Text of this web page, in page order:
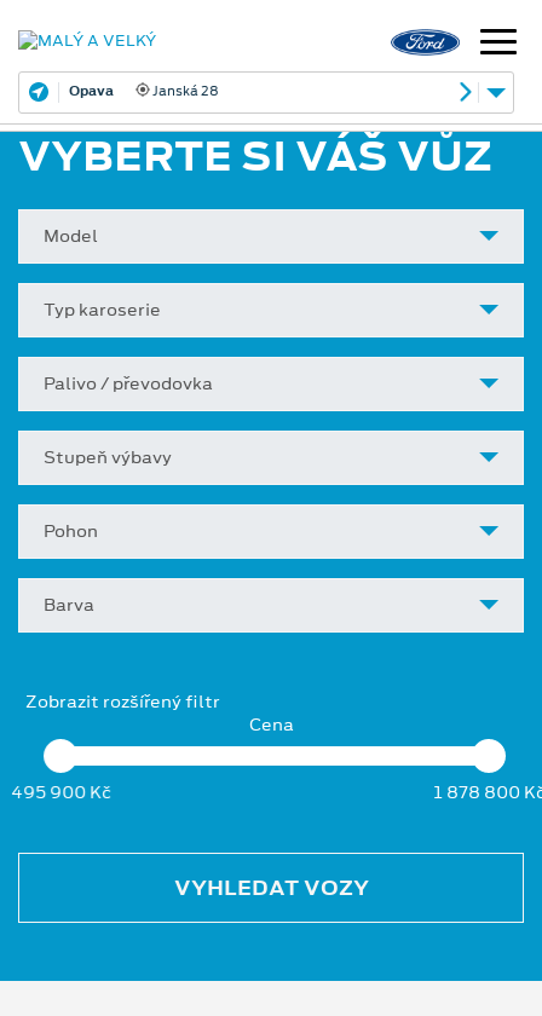
Opava Janská 28
VYBERTE SI VÁŠ VŮZ
Model
Typ karoserie
Palivo / převodovka
Stupeň výbavy
Pohon
Barva
Zobrazit rozšířený filtr
Cena
495 900 Kč 1 878 800
VYHLEDAT VOZY